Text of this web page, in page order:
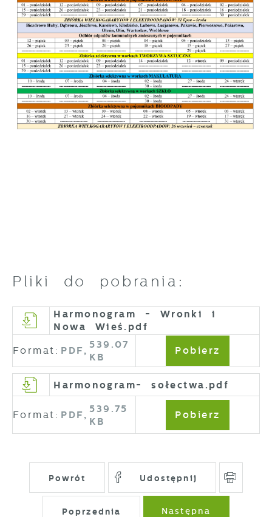
Pliki do pobrania:
Harmonogram - Wronki i
Nowa Wieś.pdf
Format: PDF,
539.07
KB
Pobierz
Harmonogram- sołectwa.pdf
Format: PDF,
539.75
KB
Pobierz
Powrót Udostępnij
Poprzednia Następna